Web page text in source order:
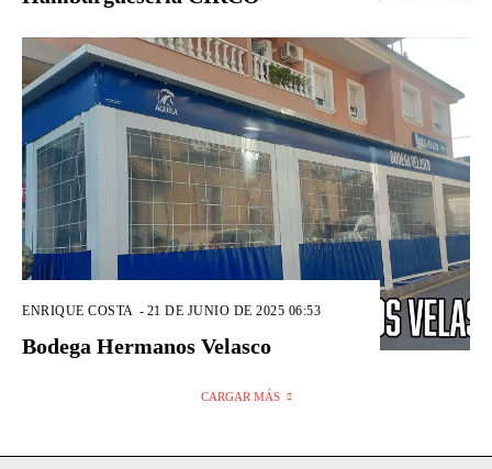
ENRIQUE COSTA - 21 DE JUNIO DE 2025 06:53
Bodega Hermanos Velasco
CARGAR MÁS